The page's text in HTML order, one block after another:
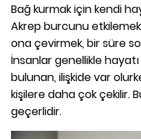
Bağ kurmak için kendi
Akrep burcunu
ona çevirmek, bir süre
İnsanlar genellikle
bulunan, ilişkide var
kişilere daha çok çekilir.
geçerlidir.